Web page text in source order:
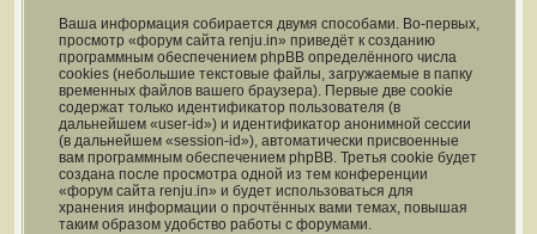
Ваша информация собирается двумя способами. Во-первых,
просмотр «форум сайта renju.in» приведёт к созданию
программным обеспечением phpBB определённого числа
cookies (небольшие текстовые файлы, загружаемые в папку
временных файлов вашего браузера). Первые две cookie
содержат только идентификатор пользователя (в
дальнейшем «user-id») и идентификатор анонимной сессии
(в дальнейшем «session-id»), автоматически присвоенные
вам программным обеспечением phpBB. Третья cookie будет
создана после просмотра одной из тем конференции
«форум сайта renju.in» и будет использоваться для
хранения информации о прочтённых вами темах, повышая
таким образом удобство работы с форумами.